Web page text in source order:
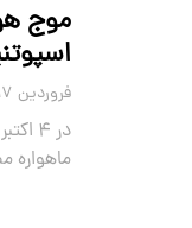
موج
فروردین ۱۷, ۱۴۰۵
ماهواره